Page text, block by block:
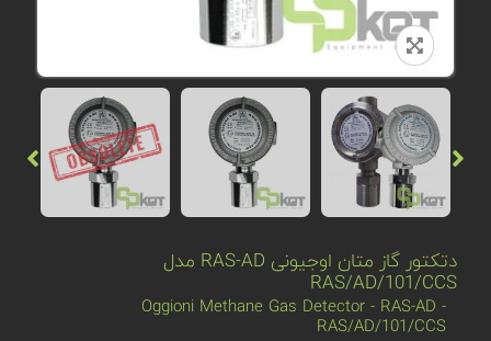
دتکتور گاز متان اوجیونی RAS-AD مدل
RAS/AD/101/CCS
Oggioni Methane Gas Detector - RAS-AD -
RAS/AD/101/CCS